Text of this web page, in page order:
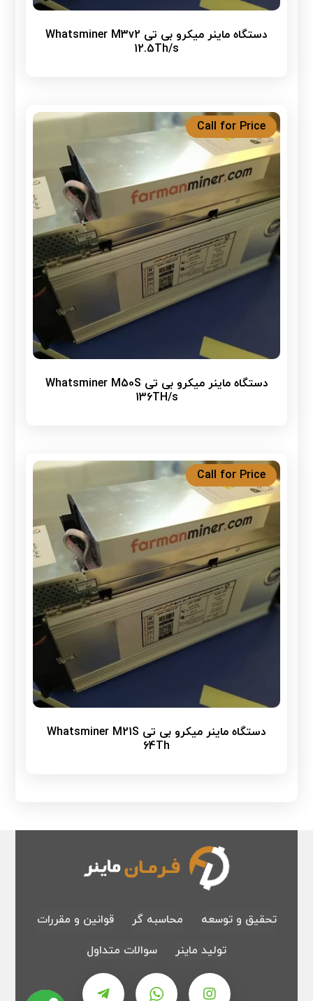
دستگاه ماینر میکرو بی تی Whatsminer M3v2
12.5Th/s
دستگاه ماینر میکرو بی تی Whatsminer M50S
136TH/s
Call for Price
دستگاه ماینر میکرو بی تی Whatsminer M21S
64Th
Call for Price
تحقیق و توسعه محاسبه گر
قوانین و مقررات
تولید ماینر
سوالات متداول